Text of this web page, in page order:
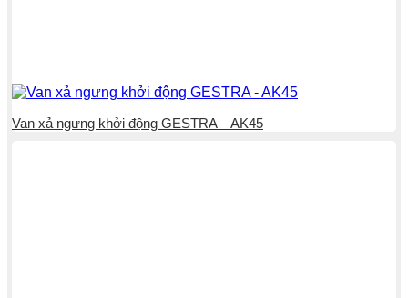
Van xả ngưng khởi động GESTRA – AK45